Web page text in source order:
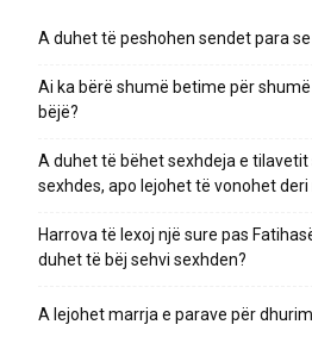
A duhet të peshohen sendet para
Ai ka bërë shumë betime për
bëjë?
A duhet të bëhet sexhdeja e tilavetit
sexhdes, apo lejohet të vonohet
Harrova të lexoj një sure pas
duhet të bëj sehvi sexhden?
A lejohet marrja e parave për